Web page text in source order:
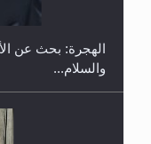
الهجرة: بحث عن
والسلام...